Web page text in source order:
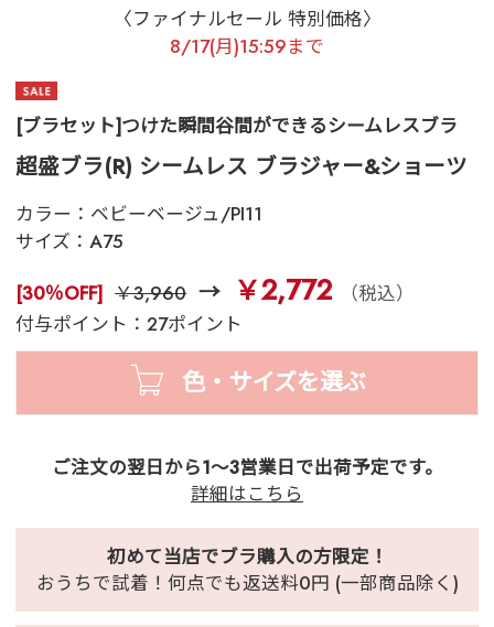
〈ファイナルセール 特別価格〉
8/17(月)15:59まで
[ブラセット]つけた瞬間谷間ができるシームレスブラ
超盛ブラ(R) シームレス ブラジャー&ショーツ
カラー： ベビーベージュ/PI11
サイズ： A75
[30％OFF] ￥3,960 ￥2,772
（税込）
付与ポイント：27ポイント
色・サイズを選ぶ
ご注文の翌日から1～3営業日で出荷予定です。
詳細はこちら
初めて当店でブラ購入の方限定！
おうちで試着！何点でも返送料0円 (一部商品除く)